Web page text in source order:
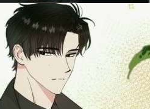
anh-tong-tai-anime